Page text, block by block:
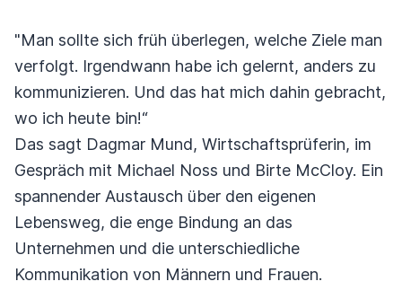
"Man sollte sich früh überlegen, welche Ziele man
verfolgt. Irgendwann habe ich gelernt, anders zu
kommunizieren. Und das hat mich dahin gebracht,
wo ich heute bin!“
Das sagt Dagmar Mund, Wirtschaftsprüferin, im
Gespräch mit Michael Noss und Birte McCloy. Ein
spannender Austausch über den eigenen
Lebensweg, die enge Bindung an das
Unternehmen und die unterschiedliche
Kommunikation von Männern und Frauen.